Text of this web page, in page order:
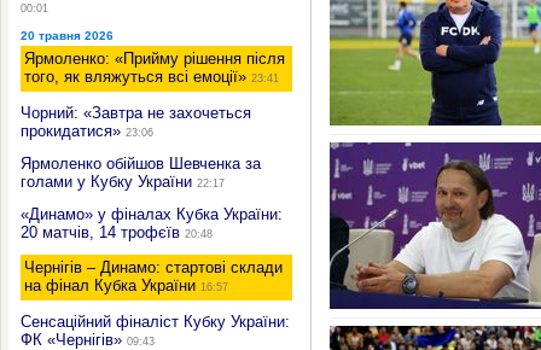
00:01
20 травня 2026
Ярмоленко: «Прийму рішення після
того, як вляжуться всі емоції» 23:41
Чорний: «Завтра не захочеться
прокидатися» 23:06
Ярмоленко обійшов Шевченка за
голами у Кубку України 22:17
«Динамо» у фіналах Кубка України:
20 матчів, 14 трофєїв 20:48
Чернігів – Динамо: стартові склади
на фінал Кубка України 16:57
Сенсаційний фіналіст Кубку України:
ФК «Чернігів» 09:43